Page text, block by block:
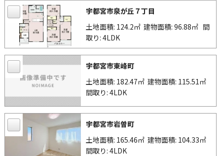
宇都宮市泉が丘７丁目
土地面積: 124.2㎡建物面積: 96.88㎡ 間
取り: 4LDK
宇都宮市東峰町
土地面積: 182.47㎡建物面積: 115.51㎡
間取り: 4LDK
宇都宮市岩曽町
土地面積: 165.46㎡建物面積: 104.33㎡
間取り: 4LDK